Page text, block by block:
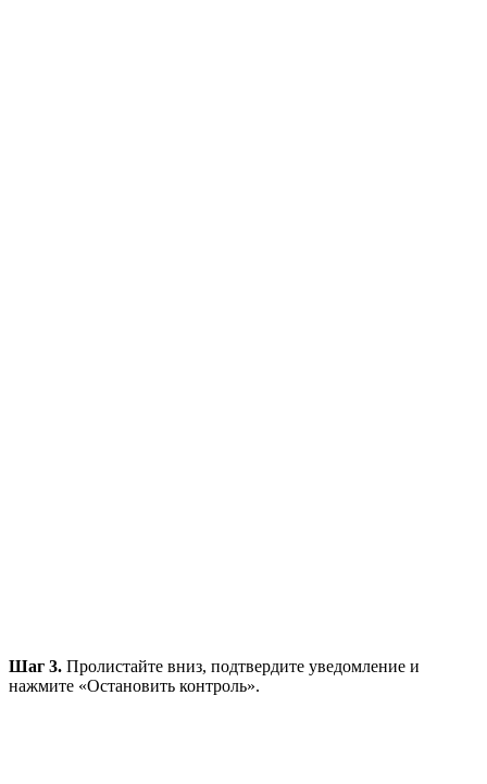
Шаг 3. Пролистайте вниз, подтвердите уведомление и
нажмите «Остановить контроль».